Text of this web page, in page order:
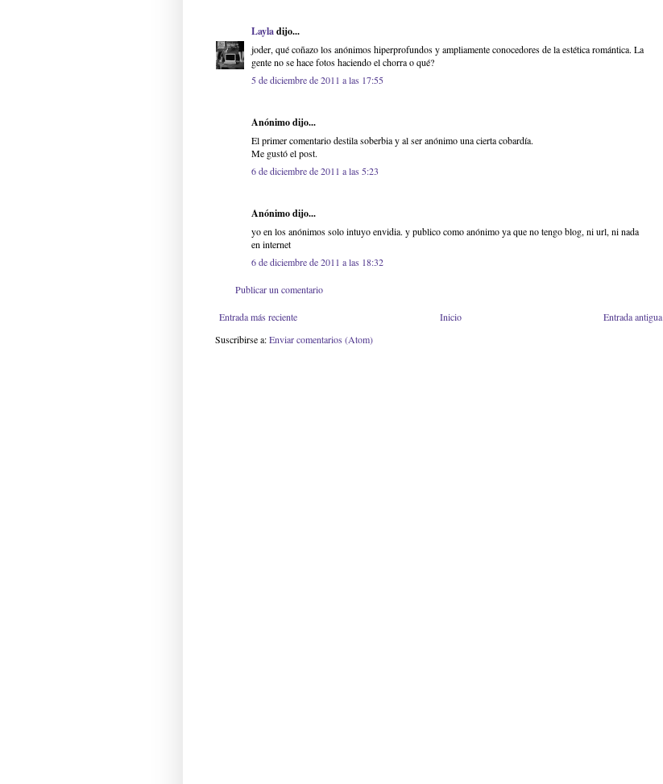
Layladijo...
joder, qué coñazo los anónimos hiperprofundos y ampliamente conocedores de la estética romántica. La
gente no se hace fotos haciendo el chorra o qué?
5 de diciembre de 2011 a las 17:55
Anónimo dijo...
El primer comentario destila soberbia y al ser anónimo una cierta cobardía.
Me gustó el post.
6 de diciembre de 2011 a las 5:23
Anónimo dijo...
yo en los anónimos solo intuyo envidia. y publico como anónimo ya que no tengo blog, ni url, ni nada
en internet
6 de diciembre de 2011 a las 18:32
Publicar un comentario
Entrada más reciente Entrada antigua
Inicio
Suscribirse a:Enviar comentarios (Atom)